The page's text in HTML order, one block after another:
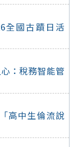
全國古蹟日活
：稅務智能管
高中生倫流說